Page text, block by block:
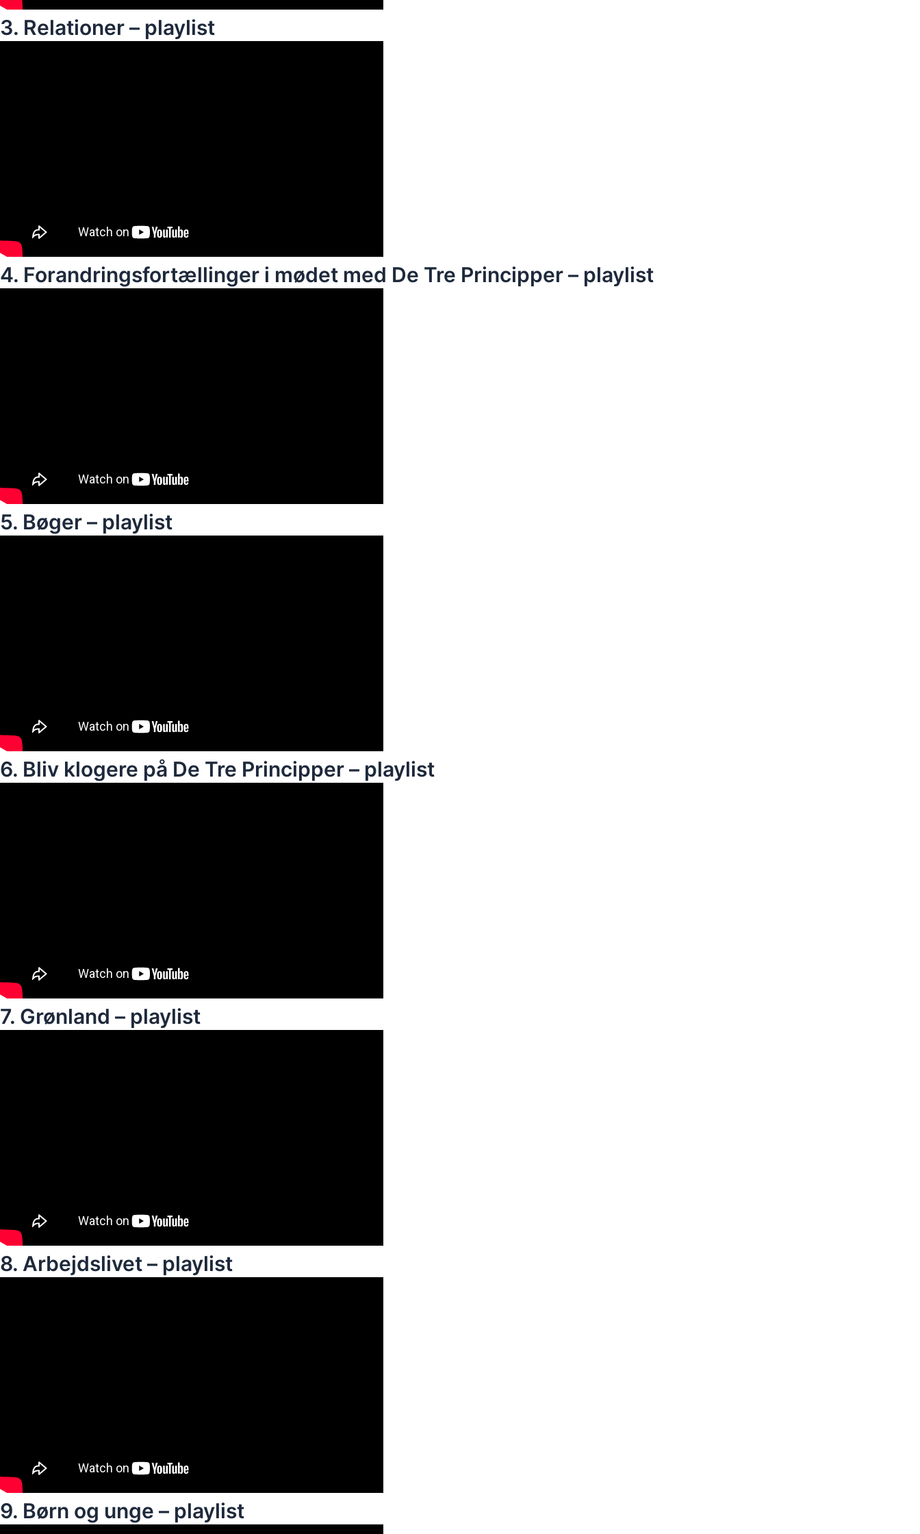
3. Relationer – playlist
4. Forandringsfortællinger i mødet med De Tre Principper – playlist
5. Bøger – playlist
6. Bliv klogere på De Tre Principper – playlist
7. Grønland – playlist
8. Arbejdslivet – playlist
9. Børn og unge – playlist